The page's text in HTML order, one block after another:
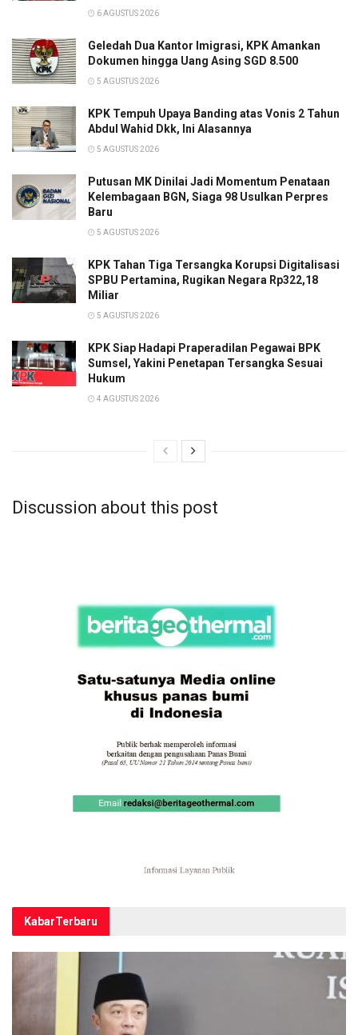
6 AGUSTUS 2026
Geledah Dua Kantor Imigrasi, KPK Amankan
Dokumen hingga Uang Asing SGD 8.500
5 AGUSTUS 2026
KPK Tempuh Upaya Banding atas Vonis 2 Tahun
Abdul Wahid Dkk, Ini Alasannya
5 AGUSTUS 2026
Putusan MK Dinilai Jadi Momentum Penataan
Kelembagaan BGN, Siaga 98 Usulkan Perpres
Baru
5 AGUSTUS 2026
KPK Tahan Tiga Tersangka Korupsi Digitalisasi
SPBU Pertamina, Rugikan Negara Rp322,18
Miliar
5 AGUSTUS 2026
KPK Siap Hadapi Praperadilan Pegawai BPK
Sumsel, Yakini Penetapan Tersangka Sesuai
Hukum
4 AGUSTUS 2026
Discussion about this post
KabarTerbaru